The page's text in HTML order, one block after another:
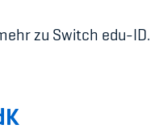
zu Switch edu-ID.